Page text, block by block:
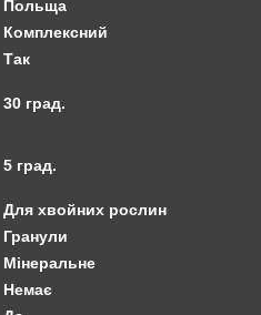
Польща
Комплексний
Так
30 град.
5 град.
Для хвойних рослин
Гранули
Мінеральне
Немає